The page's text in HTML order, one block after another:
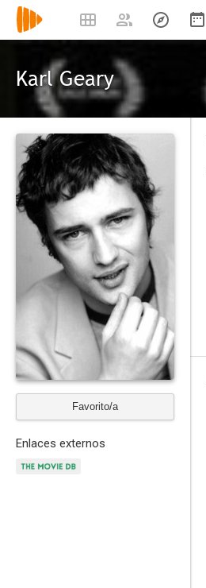
Karl Geary
Favorito/a
Enlaces externos